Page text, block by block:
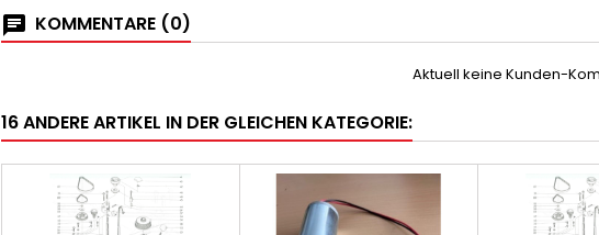
KOMMENTARE (0)
Aktuell keine Kunden-
16 ANDERE ARTIKEL IN DER GLEICHEN KATEGORIE: